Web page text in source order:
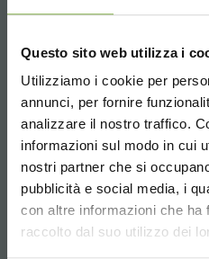
Questo sito web utilizza i
Utilizziamo i cookie per
annunci, per fornire
analizzare il nostro traffico.
informazioni sul modo in cui
nostri partner che si
pubblicità e social media, i
con altre informazioni che ha
raccolto dal suo utilizzo dei
Choose the country
language for a better
Plus de 40